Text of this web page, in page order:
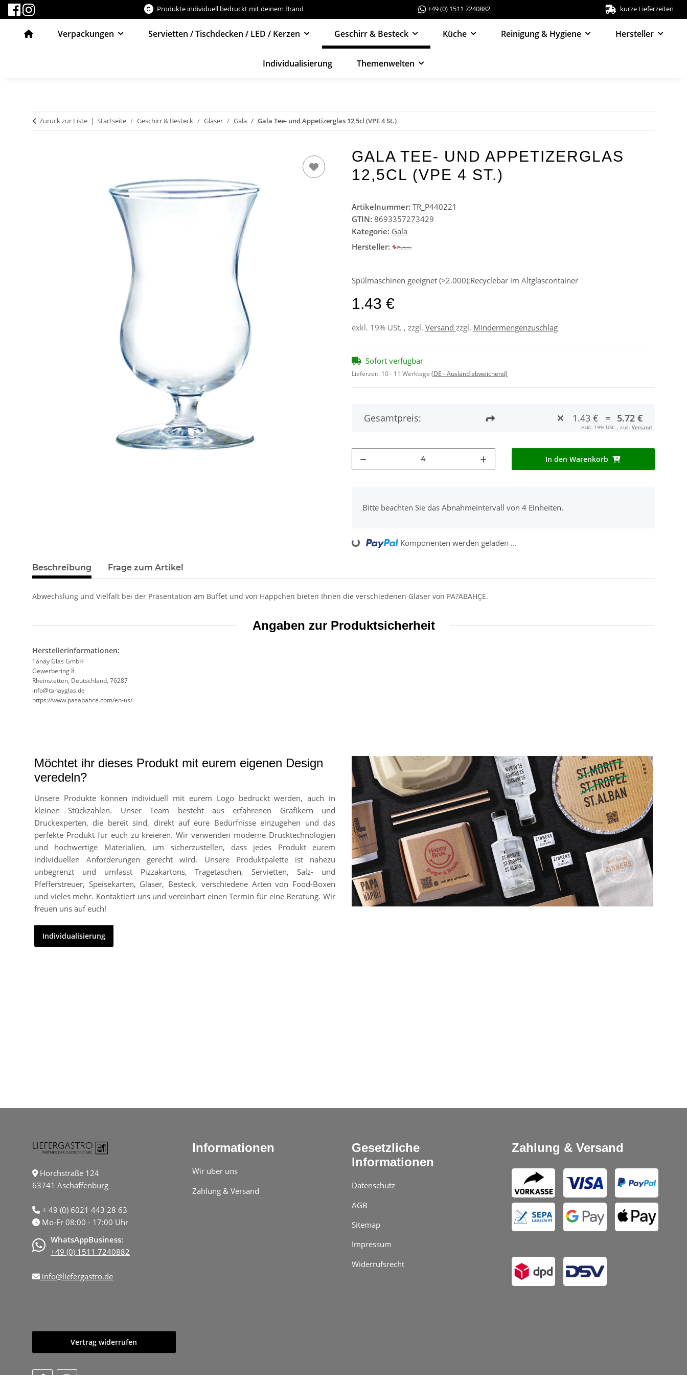
Produkte individuell bedruckt mit deinem Brand +49 (0) 1511 7240882 kurze Lieferzeiten
Verpackungen Servietten / Tischdecken / LED / Kerzen Geschirr & Besteck Küche Reinigung & Hygiene Hersteller
Individualisierung Themenwelten
Zurück zur Liste Startseite Geschirr & Besteck Gläser Gala Gala Tee- und Appetizerglas 12,5cl (VPE 4 St.)
GALA TEE- UND APPETIZERGLAS
12,5CL (VPE 4 ST.)
Artikelnummer: TR_P440221
GTIN: 8693357273429
Kategorie: Gala
Hersteller:
Spülmaschinen geeignet (>2.000);Recyclebar im Altglascontainer
1.43 €
exkl. 19% USt. , zzgl. Versand zzgl. Mindermengenzuschlag
Sofort verfügbar
Lieferzeit: 10 - 11 Werktage (DE - Ausland abweichend)
Gesamtpreis: 1.43 € = 5.72 €
exkl. 19% USt. , zzgl. Versand
In den Warenkorb
Bitte beachten Sie das Abnahmeintervall von 4 Einheiten.
Komponenten werden geladen ...
Beschreibung Frage zum Artikel
Abwechslung und Vielfalt bei der Präsentation am Buffet und von Häppchen bieten Ihnen die verschiedenen Gläser von PA?ABAHÇE.
Angaben zur Produktsicherheit
Herstellerinformationen:
Tanay Glas GmbH
Gewerbering 8
Rheinstetten, Deutschland, 76287
info@tanayglas.de
https://www.pasabahce.com/en-us/
Möchtet ihr dieses Produkt mit eurem eigenen Design
veredeln?
Unsere Produkte können individuell mit eurem Logo bedruckt werden, auch in
kleinen Stückzahlen. Unser Team besteht aus erfahrenen Grafikern und
Druckexperten, die bereit sind, direkt auf eure Bedürfnisse einzugehen und das
perfekte Produkt für euch zu kreieren. Wir verwenden moderne Drucktechnologien
und hochwertige Materialien, um sicherzustellen, dass jedes Produkt eurem
individuellen Anforderungen gerecht wird. Unsere Produktpalette ist nahezu
unbegrenzt und umfasst Pizzakartons, Tragetaschen, Servietten, Salz- und
Pfefferstreuer, Speisekarten, Gläser, Besteck, verschiedene Arten von Food-Boxen
und vieles mehr. Kontaktiert uns und vereinbart einen Termin für eine Beratung. Wir
freuen uns auf euch!
Individualisierung
Horchstraße 124
63741 Aschaffenburg
+ 49 (0) 6021 443 28 63
Mo-Fr 08:00 - 17:00 Uhr
WhatsAppBusiness:
+49 (0) 1511 7240882
info@liefergastro.de
Informationen
Wir über uns
Zahlung & Versand
Gesetzliche
Informationen
Datenschutz
AGB
Sitemap
Impressum
Widerrufsrecht
Zahlung & Versand
Vertrag widerrufen